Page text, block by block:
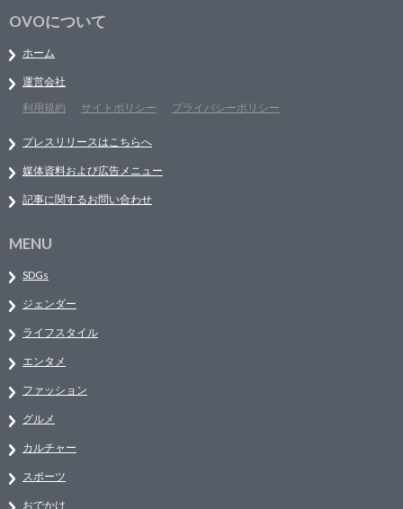
OVOについて
ホーム
運営会社
利用規約
サイトポリシー プライバシーポリシー
プレスリリースはこちらへ
媒体資料および広告メニュー
記事に関するお問い合わせ
MENU
SDGs
ジェンダー
ライフスタイル
エンタメ
ファッション
グルメ
カルチャー
スポーツ
おでかけ